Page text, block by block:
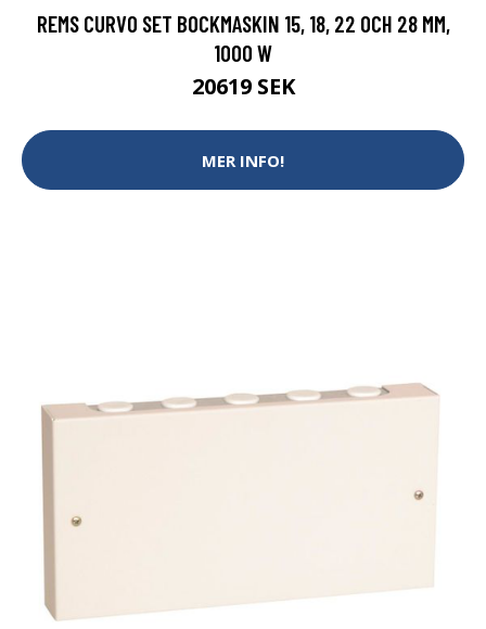
REMS CURVO SET BOCKMASKIN 15, 18, 22 OCH 28 MM,
1000 W
20619 SEK
MER INFO!